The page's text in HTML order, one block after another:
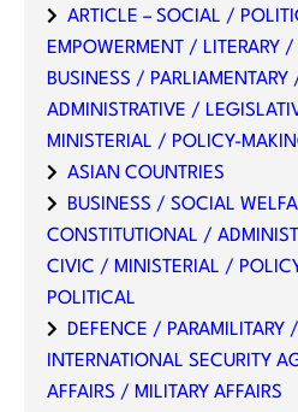
ARTICLE – SOCIAL /
EMPOWERMENT / LITERARY
BUSINESS /
ADMINISTRATIVE /
MINISTERIAL / POLICY-
ASIAN COUNTRIES
BUSINESS / SOCIAL
CONSTITUTIONAL /
CIVIC / MINISTERIAL /
POLITICAL
DEFENCE /
INTERNATIONAL SECURITY
AFFAIRS / MILITARY AFFAIRS